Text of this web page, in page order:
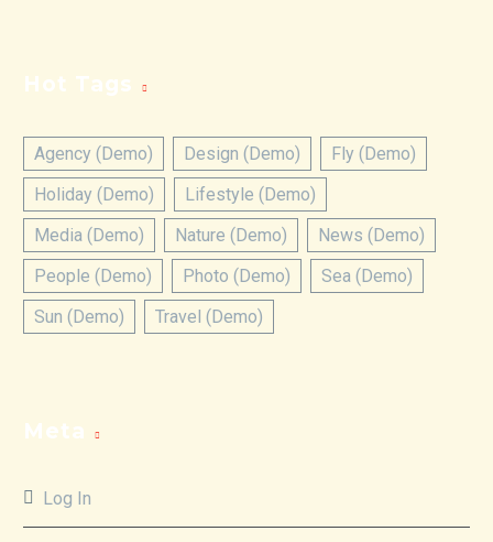
Hot Tags
Agency (Demo) Design (Demo)
Fly (Demo)
Holiday (Demo)
Lifestyle (Demo)
Media (Demo)
Nature (Demo)
News (Demo)
People (Demo)
Photo (Demo)
Sea (Demo)
Sun (Demo)
Travel (Demo)
Meta
Log In